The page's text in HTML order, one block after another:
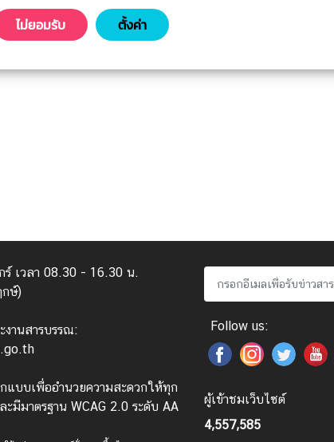
ร์ เวลา 08.30 - 16.30 น.
กษ์)
งานสารบรรณ:
แบบเพื่ออำนวยความสะดวกให้ทุก
ะมีมาตรฐาน WCAG 2.0 ระดับ AA
Follow us:
ผู้เข้าชมเว็บไซต์
4,557,585
ไม่ยอมรับ ตั้งค่า